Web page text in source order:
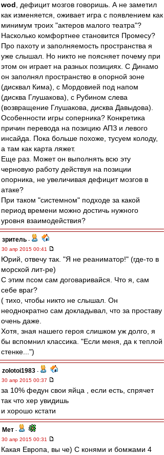
wod , дефицит мозгов говоришь. А не заметил
как изменяется, оживает игра с появлением как
минимум троих "актеров малого театра"?
Насколько комфортнее становится Промесу?
Про пахоту и заполняемость пространства я
уже слышал. Но никто не поясняет почему при
этом он играет на разных позициях. С Динамо
он заполнял пространство в опорной зоне
(дисквал Кима), с Мордовией под напом
(дисква Глушакова), с Рубином слева
(возвращение Глушакова, дисква Давыдова).
Особенности игры соперника? Конкретика
причин перевода на позицию АПЗ и левого
инсайда. Пока больше похоже, тусуем колоду,
а там как карта ляжет.
Еще раз. Может он выполнять всю эту
черновую работу действуя на позиции
опорника, не увеличивая дефицит мозгов в
атаке?
При таком "системном" подходе за какой
период времени можно достичь нужного
уровня взаимодействия?
зpитель -
30 апр 2015 00:41
Юрий, отвечу так. "Я не реаниматор!" (где-то в
морской лит-ре)
С этим псом сам договаривайся. Что я, сам
себе враг?
( тихо, чтобы никто не слышал. Он
неоднократно сам докладывал, что за проставу
очень даже.
Хотя, зная нашего героя слишком уж долго, я
бы вспомнил классика. "Если меня, да к теплой
стенке...")
zolotoi1983 -
30 апр 2015 00:37
за 10% федун свои яйца , если есть, спрячет
так что хер увидишь
и хорошо кстати
Мет -
30 апр 2015 00:31
Какая Европа, вы че) С конями и бомжами 4